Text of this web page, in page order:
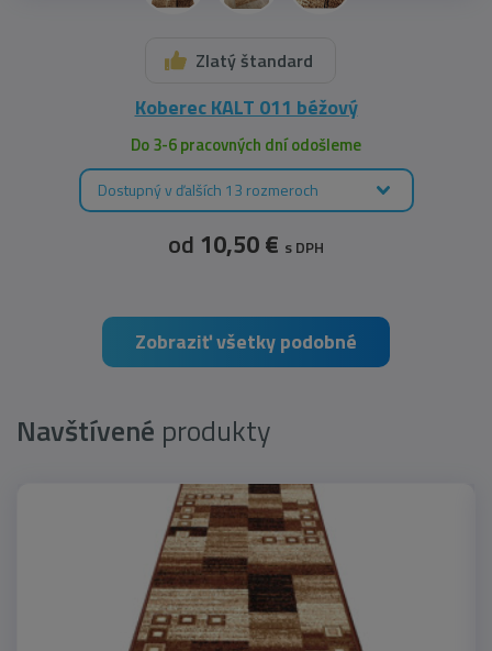
Zlatý štandard
Koberec KALT 011 béžový
Do 3-6 pracovných dní odošleme
Dostupný v ďalších 13 rozmeroch
od 10,50 € s DPH
Zobraziť všetky podobné
Navštívené produkty